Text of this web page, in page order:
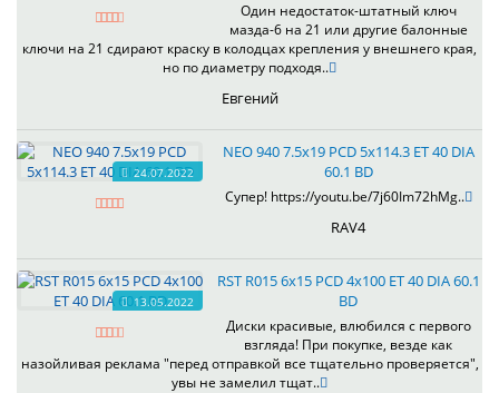
Один недостаток-штатный ключ
мазда-6 на 21 или другие балонные
ключи на 21 сдирают краску в колодцах крепления у внешнего края,
но по диаметру подходя..
Евгений
24.07.2022
NEO 940 7.5x19 PCD 5x114.3 ET 40 DIA
60.1 BD
Супер! https://youtu.be/7j60Im72hMg..
RAV4
13.05.2022
RST R015 6x15 PCD 4x100 ET 40 DIA 60.1
BD
Диски красивые, влюбился с первого
взгляда! При покупке, везде как
назойливая реклама "перед отправкой все тщательно проверяется",
увы не замелил тщат..